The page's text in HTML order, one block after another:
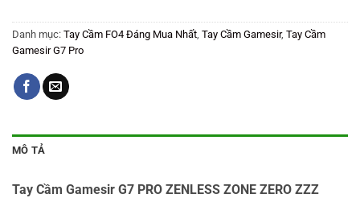
Danh mục: Tay Cầm FO4 Đáng Mua Nhất Tay Cầm Gamesir, Tay Cầm
Gamesir G7 Pro
MÔ TẢ
Tay Cầm Gamesir G7 PRO ZENLESS ZONE ZERO ZZZ